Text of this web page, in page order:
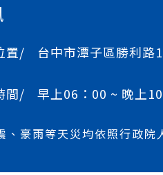
置/ 台中市潭子區勝利路
間/ 早上06：00 ~ 晚上
、豪雨等天災均依照行政